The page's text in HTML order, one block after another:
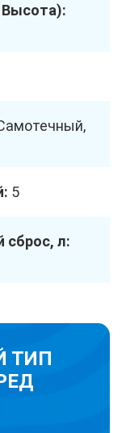
5
сброс, л:
ТИП